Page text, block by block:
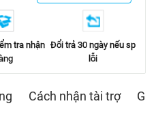
tra nhận Đổi trả 30 ngày nếu sp
lỗi
Cách nhận tài trợ